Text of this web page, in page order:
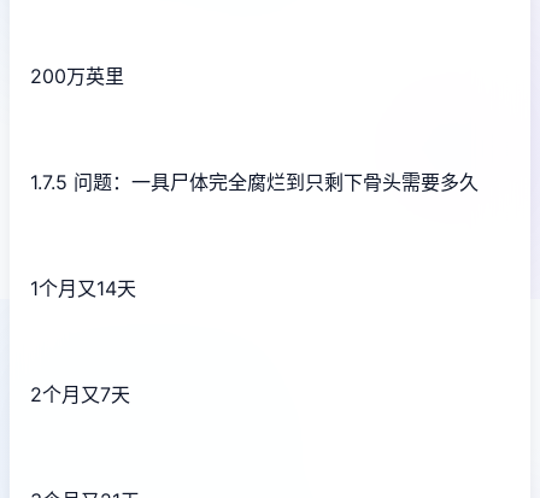
200万英里
1.7.5 问题：一具尸体完全腐烂到只剩下骨头需要多久
1个月又14天
2个月又7天